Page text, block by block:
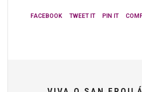
FACEBOOK TWEET IT PIN IT